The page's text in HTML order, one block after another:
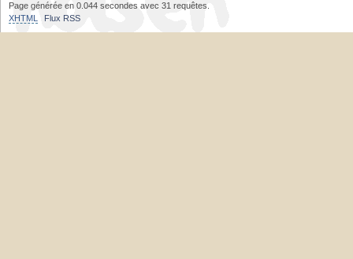
Page générée en 0.044 secondes avec 31 requêtes.
XHTML
Flux RSS